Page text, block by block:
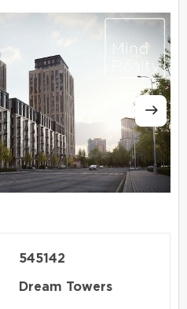
545142
Dream Towers